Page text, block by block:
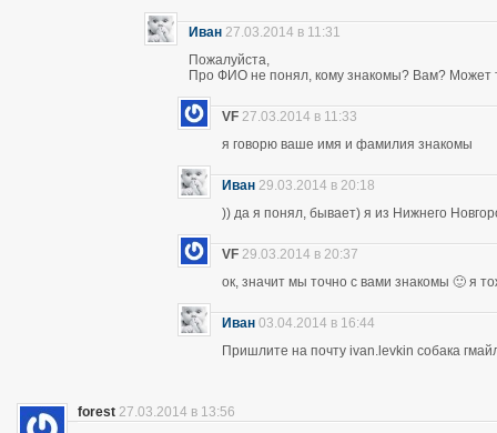
Иван 27.03.2014 в 11:31
Пожалуйста,
Про ФИО не понял, кому знакомы? Вам? Может
VF 27.03.2014 в 11:33
я говорю ваше имя и фамилия знакомы
Иван 29.03.2014 в 20:18
)) да я понял, бывает) я из Нижнего
VF 29.03.2014 в 20:37
ок, значит мы точно с вами знакомы 🙂 я
Иван 03.04.2014 в 16:44
Пришлите на почту ivan.levkin собака
forest 27.03.2014 в 13:56